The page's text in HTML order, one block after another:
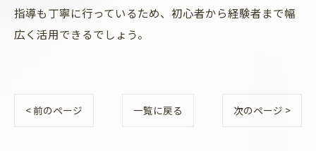
指導も丁寧に行っているため、初心者から経験者まで幅
広く活用できるでしょう。
< 前のページ 一覧に戻る 次のページ >